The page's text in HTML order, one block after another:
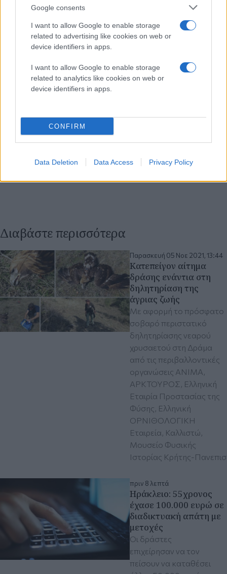
Google consents
I want to allow Google to enable storage
related to advertising like cookies on web or
device identifiers in apps.
I want to allow Google to enable storage
related to analytics like cookies on web or
device identifiers in apps.
CONFIRM
Data Deletion Data Access Privacy Policy
Διαβάστε περισσότερα
Παρασκευή 05 Νοε 2021, 13:44
Kατεπείγον αίτημα
δράσης ενάντια στη
δηλητηρίαση της
άγριας ζωής
Με αφορμή το πρόσφατο
σοβαρό περιστατικό
δηλητηρίασης νεαρού
χρυσαετού στη Δράμα
από τις περιβαλλοντικές
οργανώσεις ΑΝΙΜΑ,
ΑΡΚΤΟΥΡΟΣ, Ελληνική
Εταιρία Προστασίας της
Φύσης, Ελληνική
ΟΡΝΙΘΟΛΟΓΙΚΗ
Εταιρεία, Καλλιστώ,
Μουσείο Φυσικής
Ιστορίας Κρήτης-Πανεπισ
πριν 8 λεπτά
Ηράκλειο: 55χρονος
έχασε 100.000 ευρώ σε
διαδικτυακή απάτη με
μετοχές
Οι δράστες
επιχείρησαν να τον
πείσουν να καταθέσει